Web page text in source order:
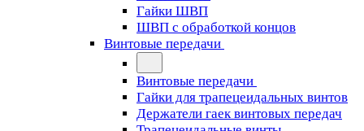
Гайки ШВП
ШВП с обработкой концов
Винтовые передачи
Винтовые передачи
Гайки для трапецеидальных винтов
Держатели гаек винтовых передач